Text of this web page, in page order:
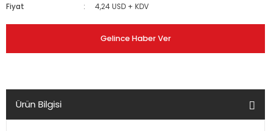
Fiyat
4,24 USD + KDV
Gelince Haber Ver
Ürün Bilgisi